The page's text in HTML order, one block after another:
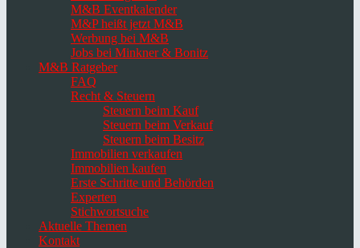
M&B Eventkalender
M&P heißt jetzt M&B
Werbung bei M&B
Jobs bei Minkner & Bonitz
M&B Ratgeber
FAQ
Recht & Steuern
Steuern beim Kauf
Steuern beim Verkauf
Steuern beim Besitz
Immobilien verkaufen
Immobilien kaufen
Erste Schritte und Behörden
Experten
Stichwortsuche
Aktuelle Themen
Kontakt